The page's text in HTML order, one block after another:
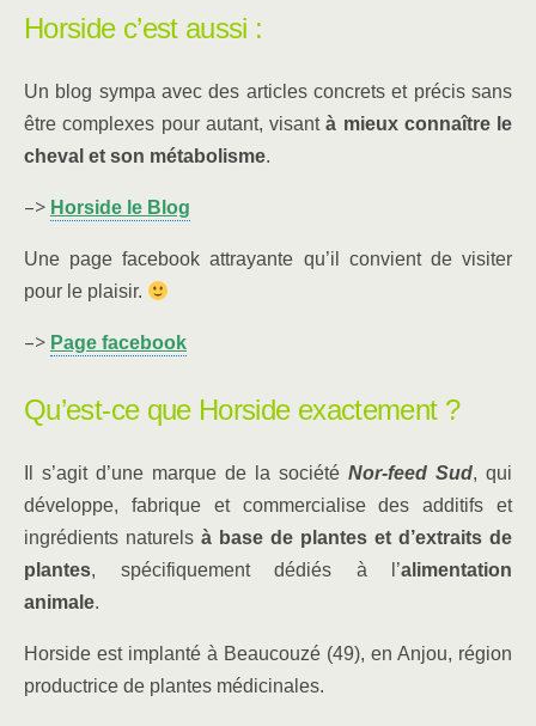
Horside c’est aussi :
Un blog sympa avec des articles concrets et précis sans
être complexes pour autant, visantà mieux connaître le
cheval et son métabolisme.
–> Horside le Blog
Une page facebook attrayante qu’il convient de visiter
pour le plaisir.
–> Page facebook
Qu’est-ce que Horside exactement ?
Il s’agit d’une marque de la société Nor-feed Sud, qui
développe, fabrique et commercialise des additifs et
ingrédients naturels à base de plantes et d’extraits de
plantes, spécifiquement dédiés à l’alimentation
animale.
Horside est implanté à Beaucouzé (49), en Anjou, région
productrice de plantes médicinales.